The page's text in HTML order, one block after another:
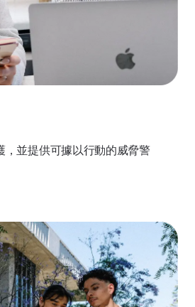
，並提供可據以行動的威脅警